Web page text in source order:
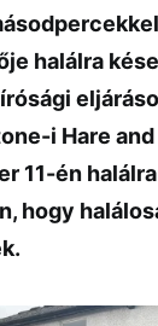
halálra
i Hare
11-én
hogy